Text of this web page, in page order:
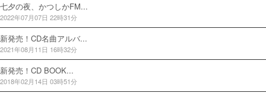
七夕の夜、かつしかFM...
2022年07月07日 22時31分
新発売！CD名曲アルバ...
2021年08月11日 16時32分
新発売！CD BOOK...
2018年02月14日 03時51分